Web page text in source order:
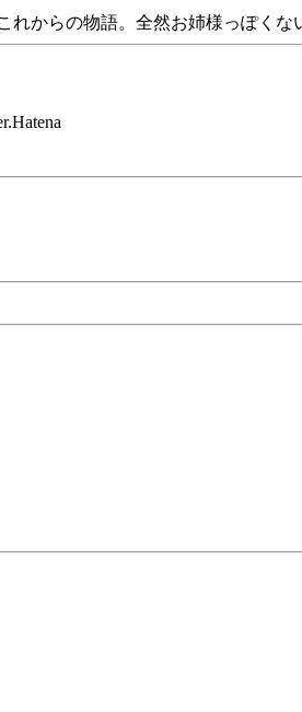
れからの物語。全然お姉様っぽくな